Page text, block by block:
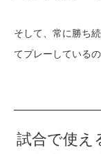
そして、常に勝ち
てプレーしているの
試合で使え